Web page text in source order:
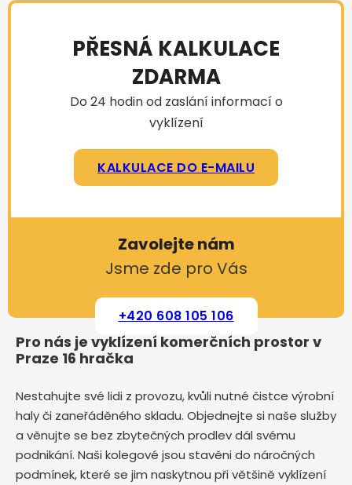
PŘESNÁ KALKULACE
ZDARMA
Do 24 hodin od zaslání informací o
vyklízení
KALKULACE DO E-MAILU
Zavolejte nám
Jsme zde pro Vás
+420 608 105 106
Pro nás je vyklízení komerčních prostor v
Praze 16 hračka
Nestahujte své lidi z provozu, kvůli nutné čistce výrobní
haly či zaneřáděného skladu. Objednejte si naše služby
a věnujte se bez zbytečných prodlev dál svému
podnikání. Naši kolegové jsou stavěni do náročných
podmínek, které se jim naskytnou při většině vyklízení